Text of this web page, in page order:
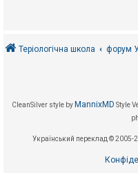
Теріологічна школа форум
CleanSilver style by MannixMD Style
Український переклад © 2005-